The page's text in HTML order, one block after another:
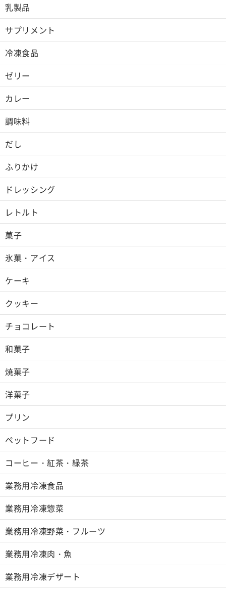
乳製品
サプリメント
冷凍食品
ゼリー
カレー
調味料
だし
ふりかけ
ドレッシング
レトルト
菓子
氷菓・アイス
ケーキ
クッキー
チョコレート
和菓子
焼菓子
洋菓子
プリン
ペットフード
コーヒー・紅茶・緑茶
業務用冷凍食品
業務用冷凍惣菜
業務用冷凍野菜・フルーツ
業務用冷凍肉・魚
業務用冷凍デザート